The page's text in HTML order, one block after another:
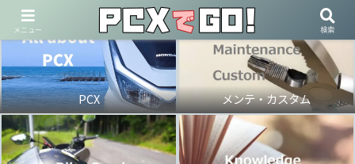
PCX メンテ・カスタム
メニュー 検索